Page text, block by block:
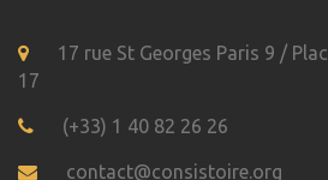
17 rue St Georges Paris 9 /
17
(+33) 1 40 82 26 26
contact@consistoire.org